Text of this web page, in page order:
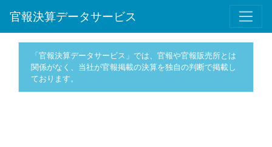
官報決算データサービス
「官報決算データサービス」では、官報や官報販売所とは
関係がなく、当社が官報掲載の決算を独自の判断で掲載し
ております。